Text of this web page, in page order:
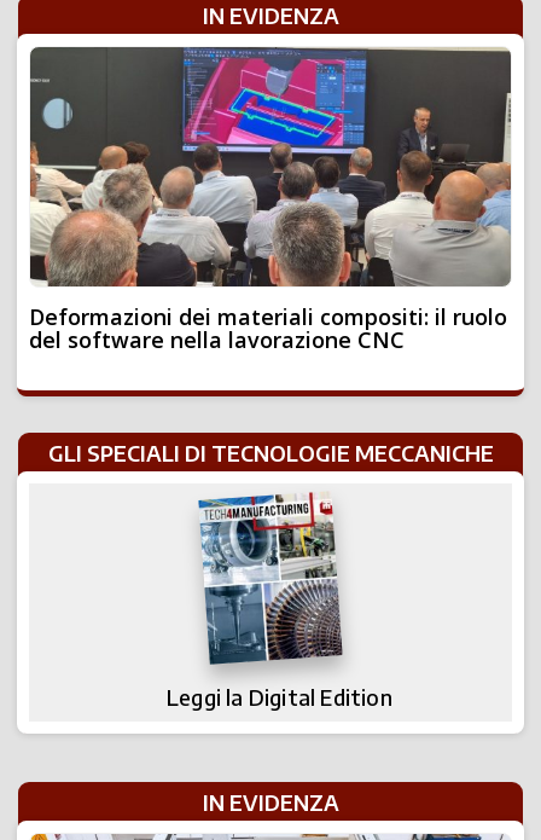
IN EVIDENZA
Deformazioni dei materiali compositi: il ruolo
del software nella lavorazione CNC
GLI SPECIALI DI TECNOLOGIE MECCANICHE
Leggi la Digital Edition
IN EVIDENZA